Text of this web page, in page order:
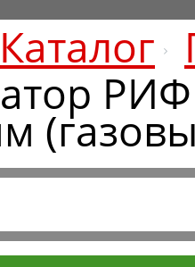
Каталог
РИФ